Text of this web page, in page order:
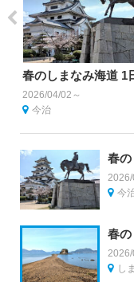
春のしまなみ海道 1
2026/04/02～
今治
春の
今
春の
し